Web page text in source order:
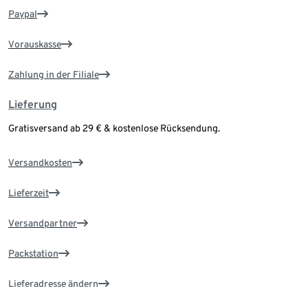
Paypal
Vorauskasse
Zahlung in der Filiale
Lieferung
Gratisversand ab 29 € & kostenlose Rücksendung.
Versandkosten
Lieferzeit
Versandpartner
Packstation
Lieferadresse ändern